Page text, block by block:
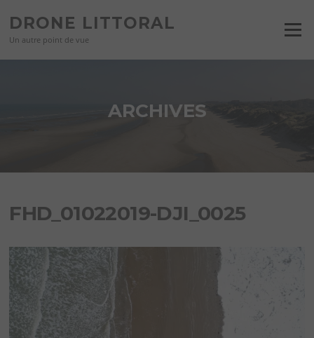
contenu
DRONE LITTORAL
Un autre point de vue
Menu
ARCHIVES
FHD_01022019-DJI_0025